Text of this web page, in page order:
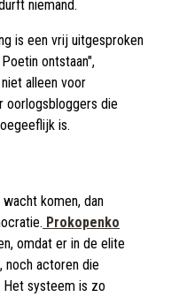
niemand.
is een vrij uitgesproken
ontstaan",
alleen voor
oorlogsbloggers die
is.
komen, dan
Prokopenko
omdat er in de elite
noch actoren die
Het systeem is zo